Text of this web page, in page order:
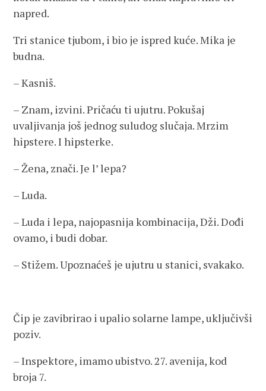
napred.
Tri stanice tjubom, i bio je ispred kuće. Mika je
budna.
– Kasniš.
– Znam, izvini. Pričaću ti ujutru. Pokušaj
uvaljivanja još jednog suludog slučaja. Mrzim
hipstere. I hipsterke.
– Žena, znači. Je l’ lepa?
– Luda.
– Luda i lepa, najopasnija kombinacija, Dži. Dođi
ovamo, i budi dobar.
– Stižem. Upoznaćeš je ujutru u stanici, svakako.
Čip je zavibrirao i upalio solarne lampe, uključivši
poziv.
– Inspektore, imamo ubistvo. 27. avenija, kod
broja 7.